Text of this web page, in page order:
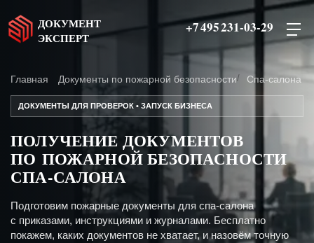
ДОКУМЕНТ
ЭКСПЕРТ
+7 495 231-03-29
Главная Документы по пожарной безопасности Спа-салона
ДОКУМЕНТЫ ДЛЯ ПРОВЕРОК • ЗАПУСК БИЗНЕСА
ПОЛУЧЕНИЕ ДОКУМЕНТОВ
ПО ПОЖАРНОЙ БЕЗОПАСНОСТИ
СПА-САЛОНА
Подготовим пожарные документы для спа-салона
с приказами, инструкциями и журналами. Бесплатно
покажем, каких документов не хватает, и назовём точную